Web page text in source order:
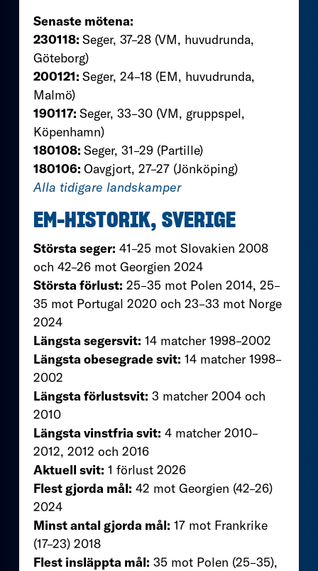
Senaste mötena:
230118: Seger, 37–28 (VM, huvudrunda,
Göteborg)
200121: Seger, 24–18 (EM, huvudrunda,
Malmö)
190117: Seger, 33–30 (VM, gruppspel,
Köpenhamn)
180108: Seger, 31–29 (Partille)
180106: Oavgjort, 27–27 (Jönköping)
Alla tidigare landskamper
EM-HISTORIK, SVERIGE
Största seger: 41–25 mot Slovakien 2008
och 42–26 mot Georgien 2024
Största förlust: 25–35 mot Polen 2014, 25–
35 mot Portugal 2020 och 23–33 mot Norge
2024
Längsta segersvit: 14 matcher 1998–2002
Längsta obesegrade svit: 14 matcher 1998–
2002
Längsta förlustsvit: 3 matcher 2004 och
2010
Längsta vinstfria svit: 4 matcher 2010–
2012, 2012 och 2016
Aktuell svit: 1 förlust 2026
Flest gjorda mål: 42 mot Georgien (42–26)
2024
Minst antal gjorda mål: 17 mot Frankrike
(17–23) 2018
Flest insläppta mål: 35 mot Polen (25–35),